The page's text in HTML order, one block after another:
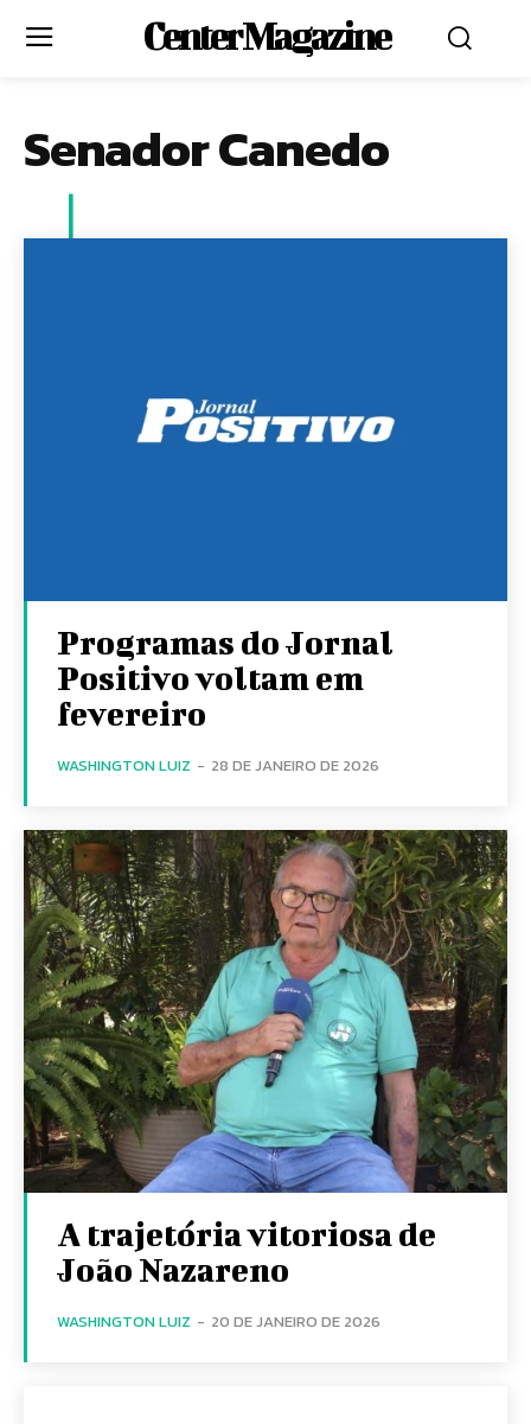
Center Magazine
Senador Canedo
Programas do Jornal
Positivo voltam em
fevereiro
WASHINGTON LUIZ - 28 DE JANEIRO DE 2026
A trajetória vitoriosa de
João Nazareno
WASHINGTON LUIZ - 20 DE JANEIRO DE 2026